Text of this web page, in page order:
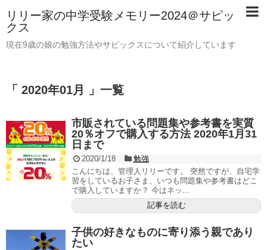
リリー家の中学受験メモリー2024＠サピッ
クス
現在9歳の娘の勉強方法やサピックスについて紹介しています
「 2020年01月 」一覧
市販されている問題集や参考書を実質
20％オフで購入する方法 2020年1月31
日まで
2020/1/18
勉強
こんにちは、管理人リリーです。 突然ですが、自宅学
習をしているお子さま、いつも問題集や参考書はどこ
で購入していますか？ 今はネッ...
記事を読む
子供の好きなものに寄り添う親であり
たい